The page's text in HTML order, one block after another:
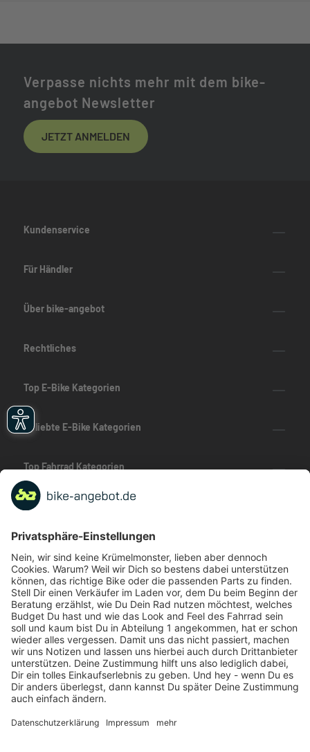
Verpasse nichts mehr mit dem bike-
angebot Newsletter
JETZT ANMELDEN
Kundenservice
Für Händler
Über bike-angebot
Rechtliches
Top E-Bike Kategorien
Beliebte E-Bike Kategorien
Top Fahrrad Kategorien
Beliebte Fahrrad-Kategorien
Marken-Highlights
TOP-Marken
ZAHLUNGSARTEN / RATENKAUF
FÜR ARBEITGEBER & ARBEITNEHMER